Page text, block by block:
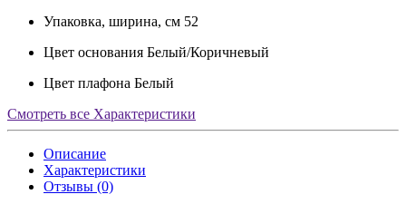
Упаковка, ширина, см 52
Цвет основания Белый/Коричневый
Цвет плафона Белый
Смотреть все Характеристики
Описание
Характеристики
Отзывы (0)